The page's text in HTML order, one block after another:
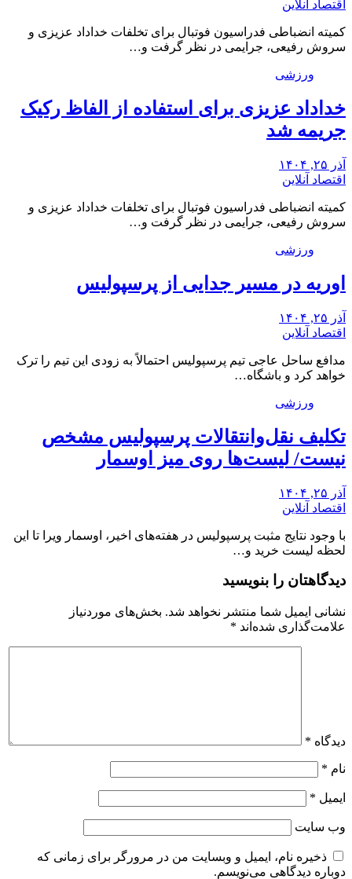
اقتصاد آنلاین
کمیته انضباطی فدراسیون فوتبال برای تخلفات خداداد عزیزی و
سروش رفیعی، جرایمی در نظر گرفت و…
ورزشی
خداداد عزیزی برای استفاده از الفاظ رکیک
جریمه شد
آذر ۲۵, ۱۴۰۴
اقتصاد آنلاین
کمیته انضباطی فدراسیون فوتبال برای تخلفات خداداد عزیزی و
سروش رفیعی، جرایمی در نظر گرفت و…
ورزشی
اوریه در مسیر جدایی از پرسپولیس
آذر ۲۵, ۱۴۰۴
اقتصاد آنلاین
مدافع ساحل عاجی تیم پرسپولیس احتمالاً به زودی این تیم را ترک
خواهد کرد و باشگاه…
ورزشی
تکلیف نقل‌وانتقالات پرسپولیس مشخص
نیست/ لیست‌ها روی میز اوسمار
آذر ۲۵, ۱۴۰۴
اقتصاد آنلاین
با وجود نتایج مثبت پرسپولیس در هفته‌های اخیر، اوسمار ویرا تا این
لحظه لیست خرید و…
دیدگاهتان را بنویسید
نشانی ایمیل شما منتشر نخواهد شد. بخش‌های موردنیاز
علامت‌گذاری شده‌اند *
دیدگاه *
نام *
ایمیل *
وب‌ سایت
ذخیره نام، ایمیل و وبسایت من در مرورگر برای زمانی که
دوباره دیدگاهی می‌نویسم.